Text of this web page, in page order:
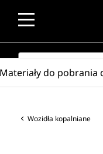
SEARCH
Wozidła kopalniane
Materiały do